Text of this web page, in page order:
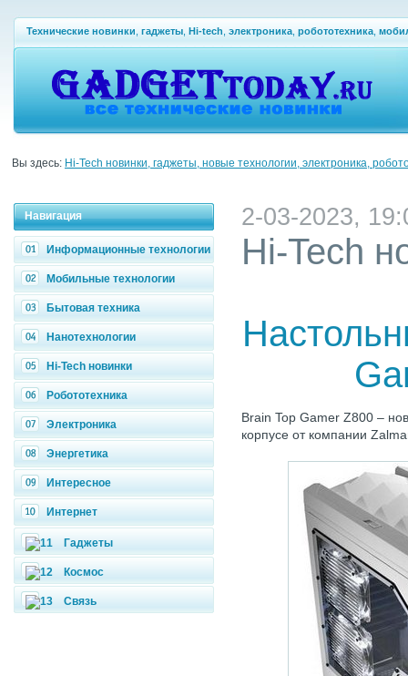
Технические новинки гаджеты Hi-tech электроника робототехника
Вы здесь: Hi-Tech новинки, гаджеты, новые технологии, электроника,
Навигация
Информационные технологии
Мобильные технологии
Бытовая техника
Нанотехнологии
Hi-Tech новинки
Робототехника
Электроника
Энергетика
Интересное
Интернет
Гаджеты
Космос
Связь
2-03-2023,
Hi-Tech
Brain Top Gamer Z800 –
корпусе от компании